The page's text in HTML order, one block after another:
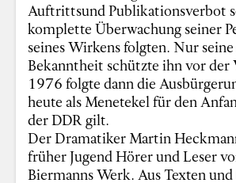
Auftrittsund Publikationsverbot
komplette Überwachung seiner
seines Wirkens folgten. Nur
Bekanntheit schützte ihn vor der
1976 folgte dann die
heute als Menetekel für den
der DDR gilt.
Der Dramatiker Martin
früher Jugend Hörer und Leser
Biermanns Werk. Aus Texten